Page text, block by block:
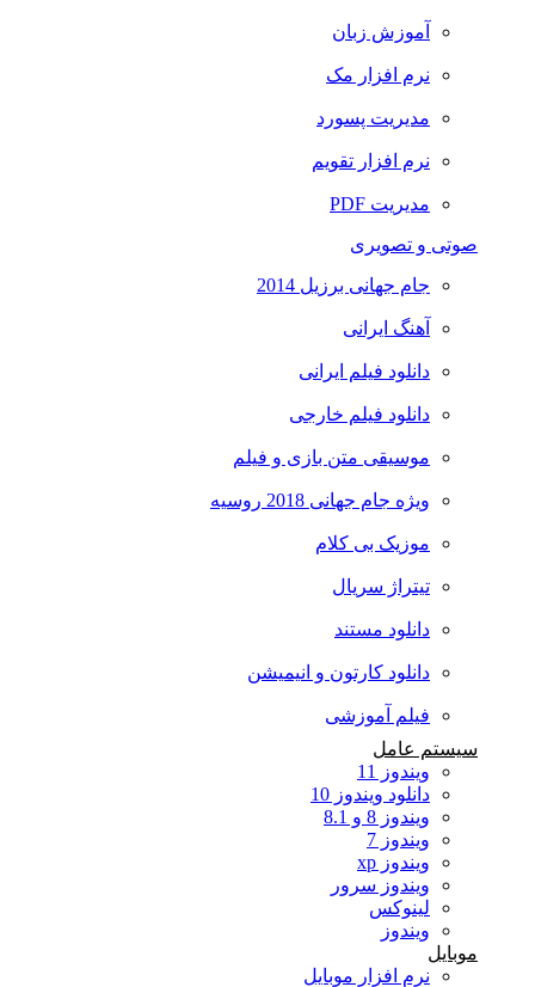
آموزش زبان
نرم افزار مک
مدیریت پسورد
نرم افزار تقویم
مدیریت PDF
صوتی و تصویری
جام جهانی برزیل 2014
آهنگ ایرانی
دانلود فیلم ایرانی
دانلود فیلم خارجی
موسیقی متن بازی و فیلم
ویژه جام جهانی 2018 روسیه
موزیک بی کلام
تیتراژ سریال
دانلود مستند
دانلود کارتون و انیمیشن
فیلم آموزشی
سیستم عامل
ویندوز 11
دانلود ویندوز 10
ویندوز 8 و 8.1
ویندوز 7
ویندوز xp
ویندوز سرور
لینوکس
ویندوز
موبایل
نرم افزار موبایل